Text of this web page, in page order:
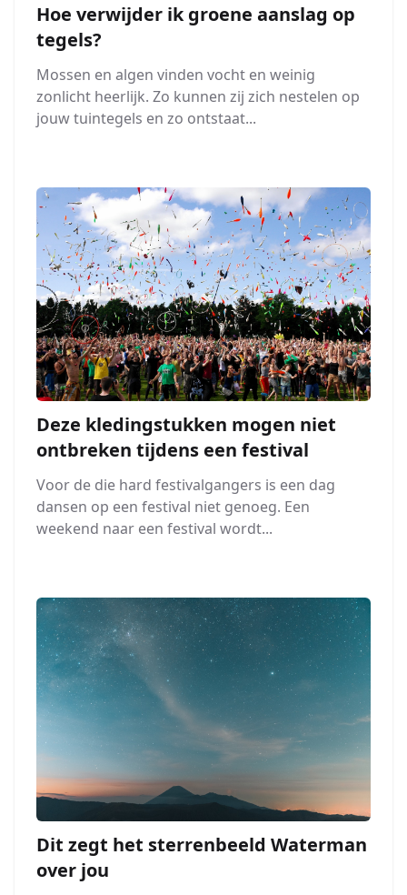
Hoe verwijder ik groene aanslag op
tegels?
Mossen en algen vinden vocht en weinig
zonlicht heerlijk. Zo kunnen zij zich nestelen op
jouw tuintegels en zo ontstaat...
Deze kledingstukken mogen niet
ontbreken tijdens een festival
Voor de die hard festivalgangers is een dag
dansen op een festival niet genoeg. Een
weekend naar een festival wordt...
Dit zegt het sterrenbeeld Waterman
over jou